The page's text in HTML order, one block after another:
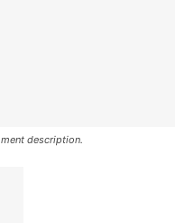
description.